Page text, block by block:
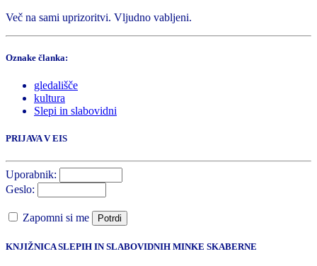
Več na sami uprizoritvi. Vljudno vabljeni.
Oznake članka:
gledališče
kultura
Slepi in slabovidni
PRIJAVA V EIS
Uporabnik:
Geslo:
Zapomni si me Potrdi
KNJIŽNICA SLEPIH IN SLABOVIDNIH MINKE SKABERNE